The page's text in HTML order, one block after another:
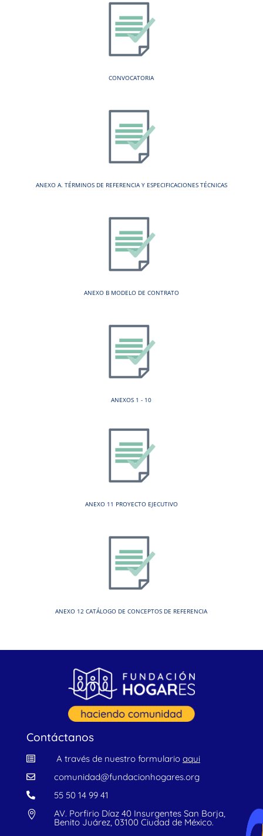
CONVOCATORIA
ANEXO A. TÉRMINOS DE REFERENCIA Y ESPECIFICACIONES TÉCNICAS
ANEXO B MODELO DE CONTRATO
ANEXOS 1 - 10
ANEXO 11 PROYECTO EJECUTIVO
ANEXO 12 CATÁLOGO DE CONCEPTOS DE REFERENCIA
Contáctanos
 A través de nuestro formulario aqui
 comunidad@fundacionhogares.org
 55 50 14 99 41
 AV. Porfirio Díaz 40 Insurgentes San Borja,
Benito Juárez, 03100 Ciudad de México.